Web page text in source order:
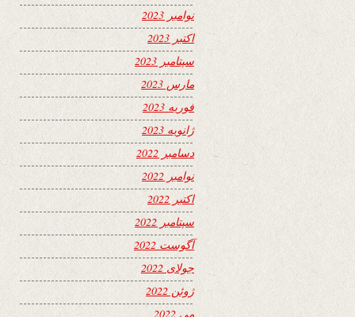
نوامبر 2023
اکتبر 2023
سپتامبر 2023
مارس 2023
فوریه 2023
ژانویه 2023
دسامبر 2022
نوامبر 2022
اکتبر 2022
سپتامبر 2022
آگوست 2022
جولای 2022
ژوئن 2022
می 2022